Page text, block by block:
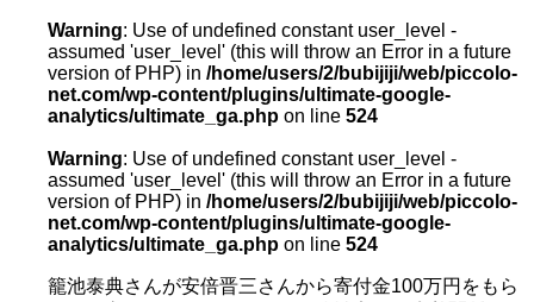
Warning: Use of undefined constant user_level -
assumed 'user_level' (this will throw an Error in a future
version of PHP) in /home/users/2/bubijiji/web/piccolo-
net.com/wp-content/plugins/ultimate-google-
analytics/ultimate_ga.php on line 524
Warning: Use of undefined constant user_level -
assumed 'user_level' (this will throw an Error in a future
version of PHP) in /home/users/2/bubijiji/web/piccolo-
net.com/wp-content/plugins/ultimate-google-
analytics/ultimate_ga.php on line 524
籠池泰典さんが安倍晋三さんから寄付金100万円をもら